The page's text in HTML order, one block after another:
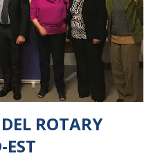
ROTARY